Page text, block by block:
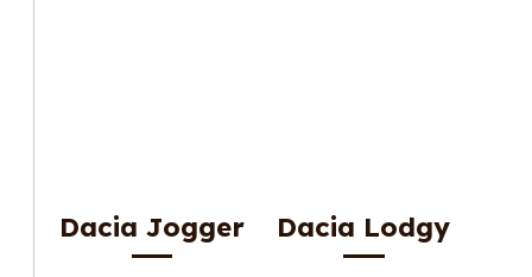
Dacia Jogger Dacia Lodgy